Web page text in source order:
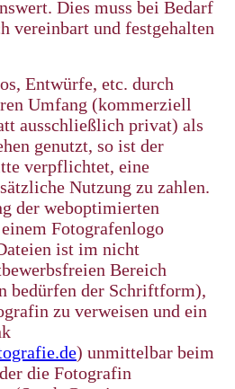
Dies muss bei Bedarf
und festgehalten
Entwürfe, etc. durch
Umfang (kommerziell
ausschließlich privat) als
genutzt, so ist der
verpflichtet, eine
Nutzung zu zahlen.
der weboptimierten
Fotografenlogo
ist im nicht
Bereich
bedürfen der Schriftform),
zu verweisen und ein
) unmittelbar beim
die Fotografin